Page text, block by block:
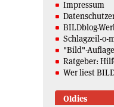
Impressum
BILDblog-
Schlagzeil-o-
"Bild"-Auflage
Ratgeber:
Wer liest
Oldies